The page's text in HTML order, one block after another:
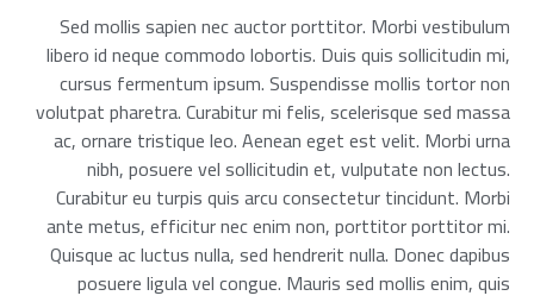
Sed mollis sapien nec auctor porttitor. Morbi vestibulum
libero id neque commodo lobortis. Duis quis sollicitudin mi,
cursus fermentum ipsum. Suspendisse mollis tortor non
volutpat pharetra. Curabitur mi felis, scelerisque sed massa
ac, ornare tristique leo. Aenean eget est velit. Morbi urna
nibh, posuere vel sollicitudin et, vulputate non lectus.
Curabitur eu turpis quis arcu consectetur tincidunt. Morbi
ante metus, efficitur nec enim non, porttitor porttitor mi.
Quisque ac luctus nulla, sed hendrerit nulla. Donec dapibus
posuere ligula vel congue. Mauris sed mollis enim, quis